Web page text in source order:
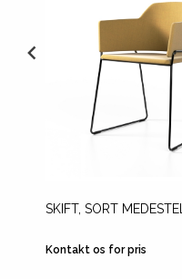
SKIFT, SORT MEDESTEL
Kontakt os for pris